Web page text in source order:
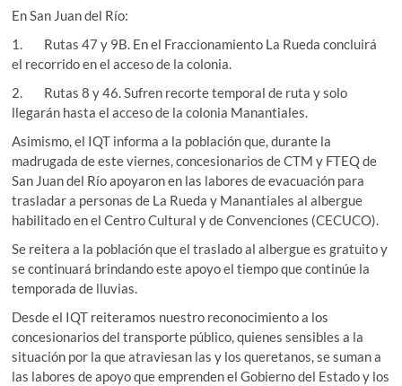
En San Juan del Río:
1. Rutas 47 y 9B. En el Fraccionamiento La Rueda concluirá
el recorrido en el acceso de la colonia.
2. Rutas 8 y 46. Sufren recorte temporal de ruta y solo
llegarán hasta el acceso de la colonia Manantiales.
Asimismo, el IQT informa a la población que, durante la
madrugada de este viernes, concesionarios de CTM y FTEQ de
San Juan del Río apoyaron en las labores de evacuación para
trasladar a personas de La Rueda y Manantiales al albergue
habilitado en el Centro Cultural y de Convenciones (CECUCO).
Se reitera a la población que el traslado al albergue es gratuito y
se continuará brindando este apoyo el tiempo que continúe la
temporada de lluvias.
Desde el IQT reiteramos nuestro reconocimiento a los
concesionarios del transporte público, quienes sensibles a la
situación por la que atraviesan las y los queretanos, se suman a
las labores de apoyo que emprenden el Gobierno del Estado y los